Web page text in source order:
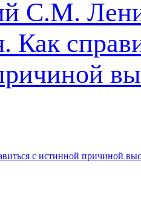
с истинной причиной